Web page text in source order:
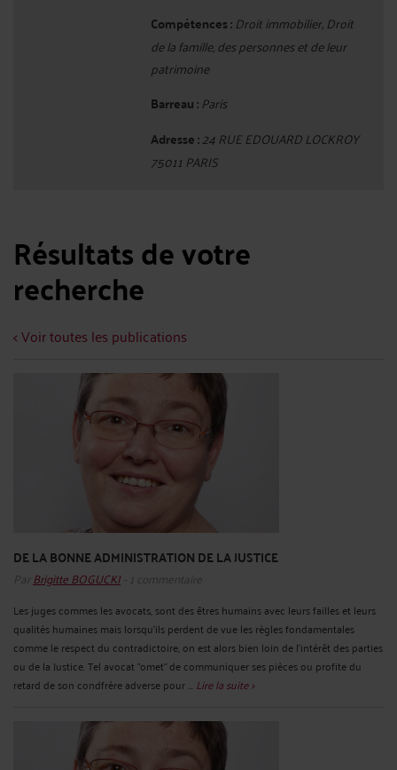
Compétences : Droit immobilier, Droit
de la famille, des personnes et de leur
patrimoine
Barreau : Paris
Adresse :24 RUE EDOUARD LOCKROY
75011 PARIS
Résultats de votre
recherche
< Voir toutes les publications
DE LA BONNE ADMINISTRATION DE LA JUSTICE
Par Brigitte BOGUCKI - 1 commentaire
Les juges commes les avocats, sont des êtres humains avec leurs failles et leurs
qualités humaines mais lorsqu'ils perdent de vue les règles fondamentales
comme le respect du contradictoire, on est alors bien loin de l'intérêt des parties
ou de la Justice. Tel avocat "omet" de communiquer ses pièces ou profite du
retard de son condfrère adverse pour ... Lire la suite >